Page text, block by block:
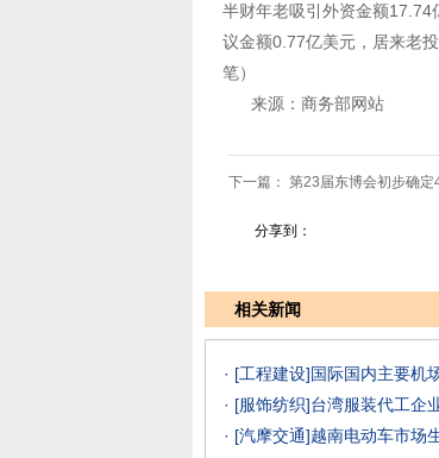
半财年老吸引外资金额
议金额0.77亿美元，居来老
笔）
来源：商务部网站
下一篇： 第23届东博会初步确定
分享到：
相关新闻
· [工程建设]国际国内主要机
· [服饰纺织]台湾服装代工企
· [汽摩交通]越南电动车市场